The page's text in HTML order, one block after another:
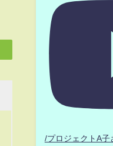
/プロジェクトA